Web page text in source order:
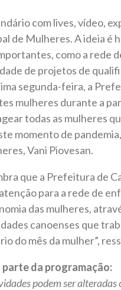
com lives, vídeo,
de Mulheres. A ideia é
como a rede
de projetos de
segunda-feira, a
mulheres durante a
todas as mulheres
momento de
Vani Piovesan.
que a Prefeitura de
para a rede de
das mulheres,
canoenses que
do mês da mulher”,
parte da programação:
podem ser